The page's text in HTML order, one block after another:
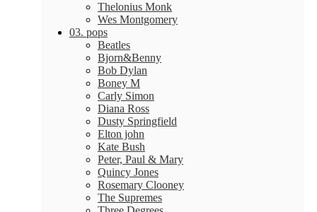
Thelonius Monk
Wes Montgomery
03. pops
Beatles
Bjorn&Benny
Bob Dylan
Boney M
Carly Simon
Diana Ross
Dusty Springfield
Elton john
Kate Bush
Peter, Paul & Mary
Quincy Jones
Rosemary Clooney
The Supremes